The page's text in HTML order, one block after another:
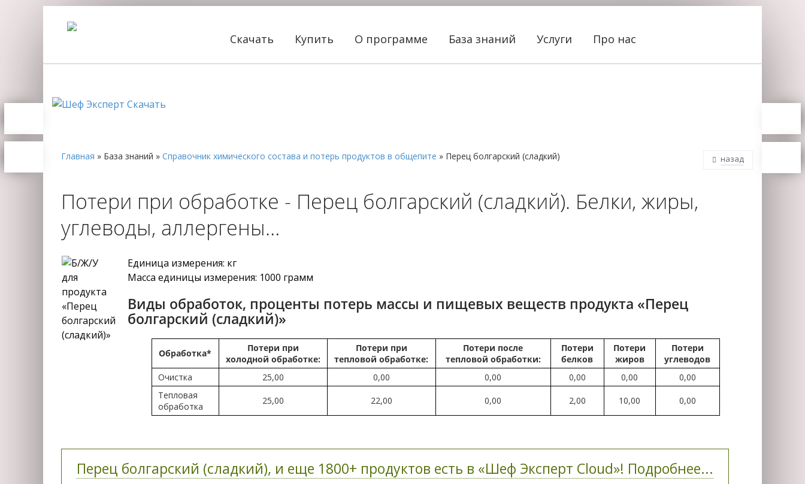
Скачать Купить О программе База знаний Услуги Про нас
Главная » База знаний » Справочник химического состава и потерь продуктов в общепите » Перец болгарский (сладкий) назад
Потери при обработке - Перец болгарский (сладкий). Белки, жиры,
углеводы, аллергены…
Единица измерения: кг
Масса единицы измерения: 1000 грамм
Виды обработок, проценты потерь массы и пищевых веществ продукта «Перец
болгарский (сладкий)»
Обработка*
Потери при
холодной обработке:
Потери при
тепловой обработке:
Потери после
тепловой обработки:
Потери
белков
Потери
жиров
Потери
углеводов
Очистка
25,00 0,00 0,00 0,00 0,00
0,00
Тепловая
обработка
25,00 22,00 0,00 2,00 10,00 0,00
Перец болгарский (сладкий), и еще 1800+ продуктов есть в «Шеф Эксперт Cloud»! Подробнее...